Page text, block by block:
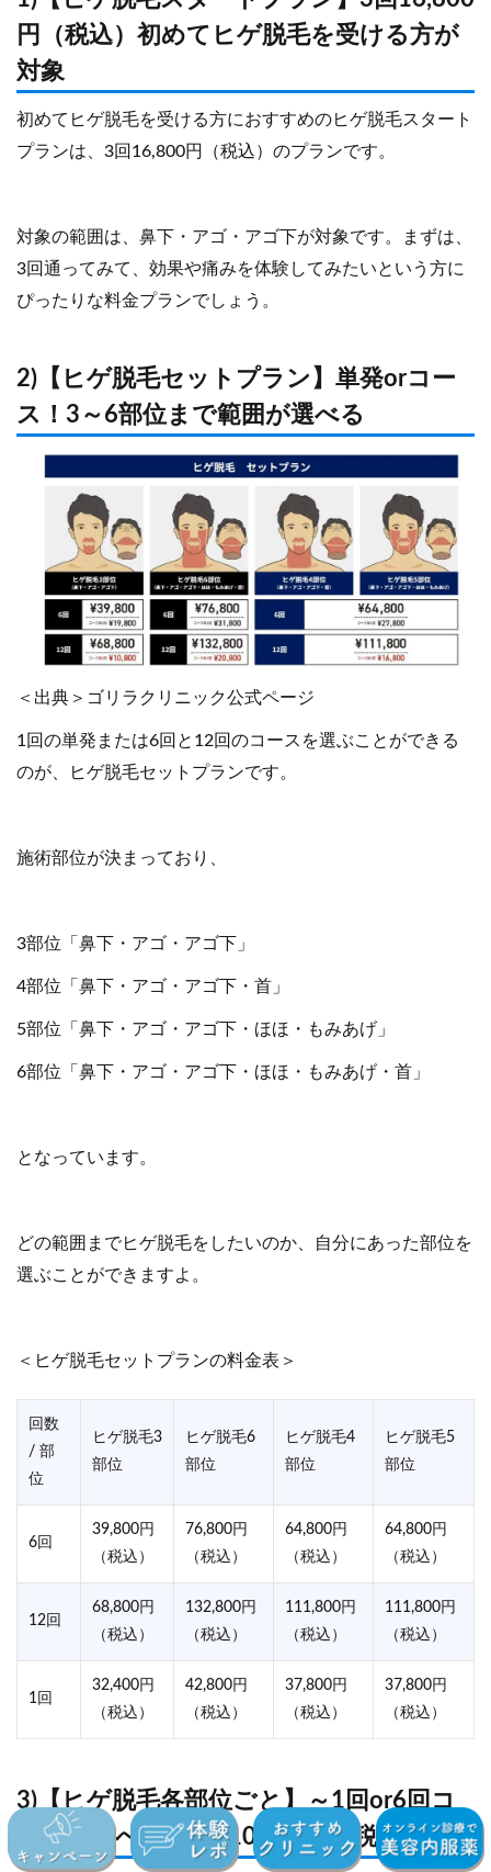
円（税込）初めてヒゲ脱毛を受ける方が
対象
初めてヒゲ脱毛を受ける方におすすめのヒゲ脱毛スタート
プランは、3回16,800円（税込）のプランです。
対象の範囲は、鼻下・アゴ・アゴ下が対象です。まずは、
3回通ってみて、効果や痛みを体験してみたいという方に
ぴったりな料金プランでしょう。
2)【ヒゲ脱毛セットプラン】単発orコー
ス！3～6部位まで範囲が選べる
＜出典＞ゴリラクリニック公式ページ
1回の単発または6回と12回のコースを選ぶことができる
のが、ヒゲ脱毛セットプランです。
施術部位が決まっており、
3部位「鼻下・アゴ・アゴ下」
4部位「鼻下・アゴ・アゴ下・首」
5部位「鼻下・アゴ・アゴ下・ほほ・もみあげ」
6部位「鼻下・アゴ・アゴ下・ほほ・もみあげ・首」
となっています。
どの範囲までヒゲ脱毛をしたいのか、自分にあった部位を
選ぶことができますよ。
＜​​ヒゲ脱毛セットプランの料金表＞
回数
/ 部
位
ヒゲ脱毛3
部位
ヒゲ脱毛6
部位
ヒゲ脱毛4
部位
ヒゲ脱毛5
部位
6回
39,800円
（税込）
76,800円
（税込）
64,800円
（税込）
64,800円
（税込）
12回
68,800円
（税込）
132,800円
（税込）
111,800円
（税込）
111,800円
（税込）
1回
32,400円
（税込）
42,800円
（税込）
37,800円
（税込）
37,800円
（税込）
3)【ヒゲ脱毛各部位ごと】～1回or6回コ
ースが選べる！1回10,800円（税込）